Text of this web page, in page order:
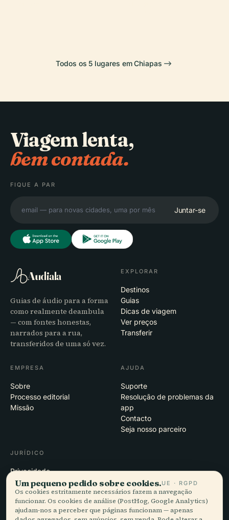
Todos os 5 lugares em Chiapas
Viagem lenta,
bem contada.
FIQUE A PAR
Juntar-se
Audiala
Guias de áudio para a forma
como realmente deambula
— com fontes honestas,
narrados para a rua,
transferidos de uma só vez.
EXPLORAR
Destinos
Guias
Dicas de viagem
Ver preços
Transferir
EMPRESA
Sobre
Processo editorial
Missão
AJUDA
Suporte
Resolução de problemas da
app
Contacto
Seja nosso parceiro
JURÍDICO
Privacidade
Termos
Definições de cookies
Eliminar conta
Um pequeno pedido sobre cookies.UE · RGPD
Os cookies estritamente necessários fazem a navegação
funcionar. Os cookies de análise (PostHog, Google Analytics)
ajudam-nos a perceber que páginas funcionam — apenas